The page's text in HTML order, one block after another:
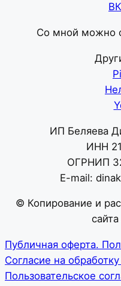
Со мной можно
ИП Беляева
ИНН
ОГРНИП
E-mail:
© Копирование и
Публичная оферта.
Согласие на
Пользовательское